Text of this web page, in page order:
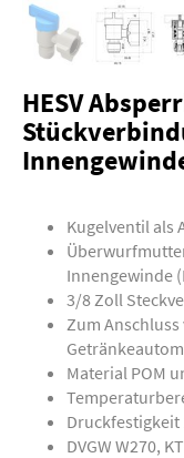
HESV
Kugelventil als
Innengewinde
3/8 Zoll
Zum
Material POM
Druckfestigkeit
DVGW W270,